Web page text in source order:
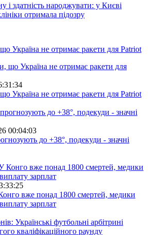
і здатність народжувати: у Києві
отримала підозру
Україна не отримає ракети для Patriot
Україна не отримає ракети для Patriot
00:04:03
до +38°, подекуди - значні
вже понад 1800 смертей, медики
зарплат